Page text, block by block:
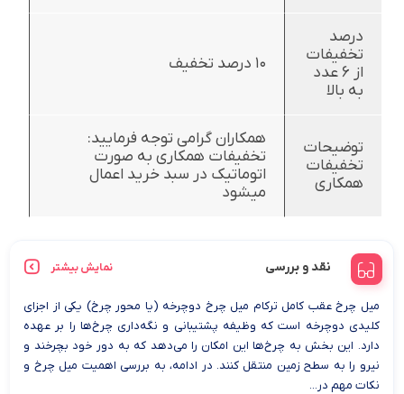
درصد
تخفیفات
از 6 عدد
به بالا
10 درصد تخفیف
توضیحات
تخفیفات
همکاری
همکاران گرامی توجه فرمایید:
تخفیفات همکاری به صورت
اتوماتیک در سبد خرید اعمال
میشود
نقد و بررسی نمایش بیشتر
میل چرخ عقب کامل ترکام میل چرخ دوچرخه (یا محور چرخ) یکی از اجزای
کلیدی دوچرخه است که وظیفه پشتیبانی و نگه‌داری چرخ‌ها را بر عهده
دارد. این بخش به چرخ‌ها این امکان را می‌دهد که به دور خود بچرخند و
نیرو را به سطح زمین منتقل کنند. در ادامه، به بررسی اهمیت میل چرخ و
نکات مهم در...